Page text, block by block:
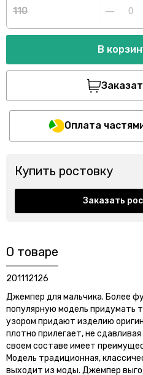
110
В
Оплата
Купить ростовку
Заказать
О товаре
201112126
Джемпер для мальчика. Более
популярную модель придумать
узором придают изделию
плотно прилегает, не
своем составе имеет
Модель традиционная,
выходит из моды. Джемпер